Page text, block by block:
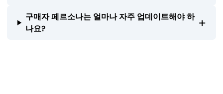
구매자 페르소나는 얼마나 자주 업데이트해야 하
나요?
+